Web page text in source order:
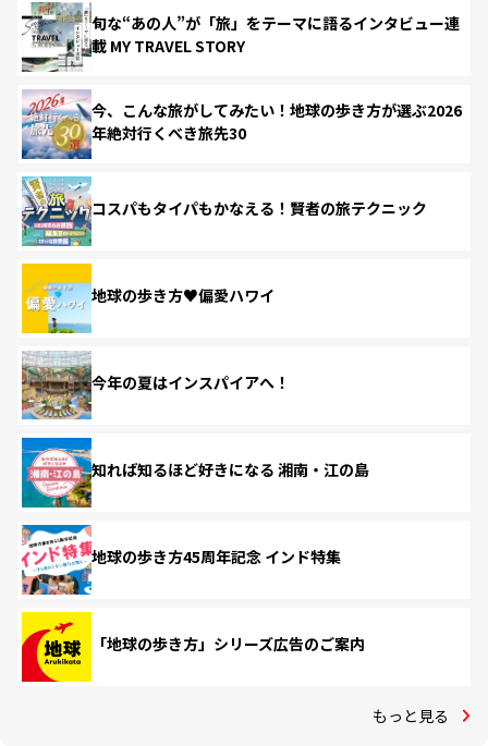
旬な“あの人”が「旅」をテーマに語るインタビュー連
載 MY TRAVEL STORY
今、こんな旅がしてみたい！地球の歩き方が選ぶ2026
年絶対行くべき旅先30
コスパもタイパもかなえる！賢者の旅テクニック
地球の歩き方♥偏愛ハワイ
今年の夏はインスパイアへ！
知れば知るほど好きになる 湘南・江の島
地球の歩き方45周年記念 インド特集
「地球の歩き方」シリーズ広告のご案内
もっと見る